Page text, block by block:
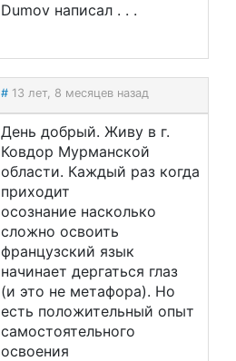
Dumov написал . . .
# 13 лет, 8 месяцев назад
День добрый. Живу в г.
Ковдор Мурманской
области. Каждый раз когда
приходит
осознание насколько
сложно освоить
французский язык
начинает дергаться глаз
(и это не метафора). Но
есть положительный опыт
самостоятельного
освоения